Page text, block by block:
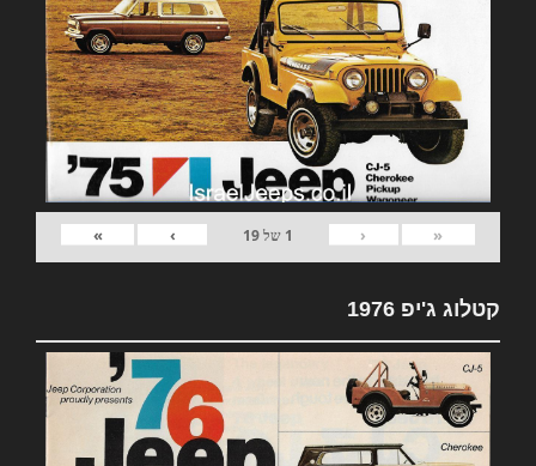
«
‹
1 של19
›
»
קטלוג ג'יפ 1976